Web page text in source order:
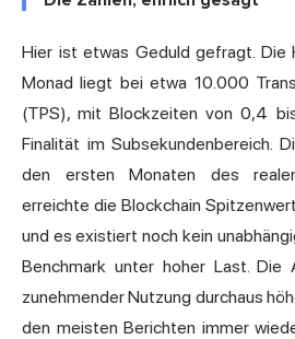
Hier ist etwas Geduld gefragt. Die
Monad liegt bei etwa 10.000
(TPS), mit Blockzeiten von 0,4
Finalität im Subsekundenbereich.
den ersten Monaten des
erreichte die Blockchain
und es existiert noch kein
Benchmark unter hoher Last. Die
zunehmender Nutzung durchaus
den meisten Berichten immer